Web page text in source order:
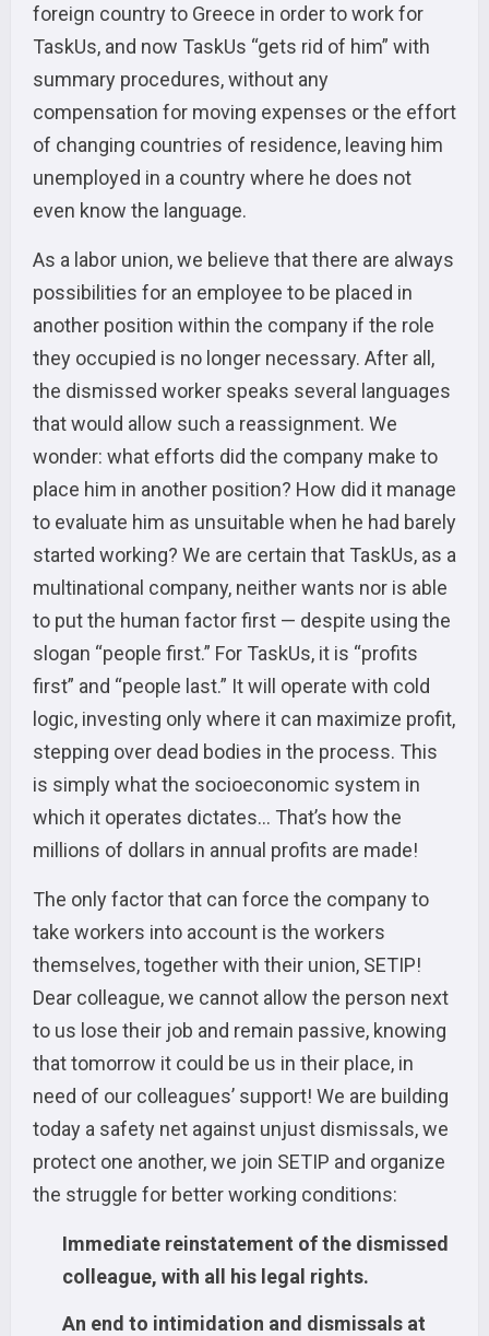
foreign country to Greece in order to work for
TaskUs, and now TaskUs “gets rid of him” with
summary procedures, without any
compensation for moving expenses or the effort
of changing countries of residence, leaving him
unemployed in a country where he does not
even know the language.
As a labor union, we believe that there are always
possibilities for an employee to be placed in
another position within the company if the role
they occupied is no longer necessary. After all,
the dismissed worker speaks several languages
that would allow such a reassignment. We
wonder: what efforts did the company make to
place him in another position? How did it manage
to evaluate him as unsuitable when he had barely
started working? We are certain that TaskUs, as a
multinational company, neither wants nor is able
to put the human factor first — despite using the
slogan “people first.” For TaskUs, it is “profits
first” and “people last.” It will operate with cold
logic, investing only where it can maximize profit,
stepping over dead bodies in the process. This
is simply what the socioeconomic system in
which it operates dictates… That’s how the
millions of dollars in annual profits are made!
The only factor that can force the company to
take workers into account is the workers
themselves, together with their union, SETIP!
Dear colleague, we cannot allow the person next
to us lose their job and remain passive, knowing
that tomorrow it could be us in their place, in
need of our colleagues’ support! We are building
today a safety net against unjust dismissals, we
protect one another, we join SETIP and organize
the struggle for better working conditions:
Immediate reinstatement of the dismissed
colleague, with all his legal rights.
An end to intimidation and dismissals at